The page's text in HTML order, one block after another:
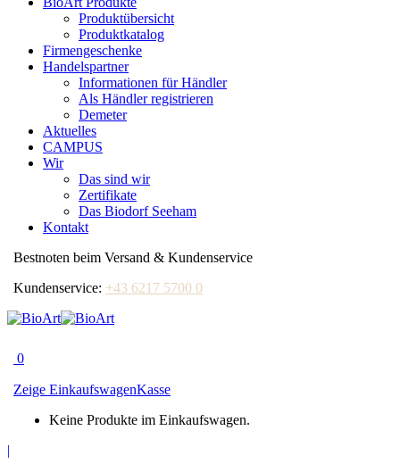
Produktübersicht
Produktkatalog
Firmengeschenke
Handelspartner
Informationen für Händler
Als Händler registrieren
Demeter
Aktuelles
CAMPUS
Wir
Das sind wir
Zertifikate
Das Biodorf Seeham
Kontakt
Bestnoten beim Versand & Kundenservice
Kundenservice: +43 6217 5700 0
0
Zeige EinkaufswagenKasse
Keine Produkte im Einkaufswagen.
|